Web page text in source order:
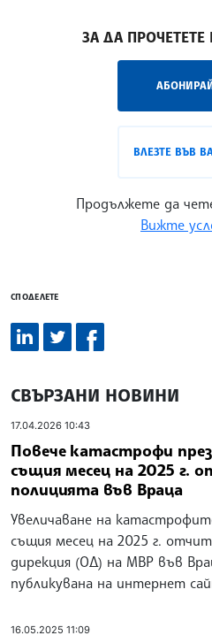
ЗА ДА ПРОЧЕТЕТЕ
ВЛЕЗТЕ ВЪВ
Продължете да
Вижте
СПОДЕЛЕТЕ
СВЪРЗАНИ НОВИНИ
17.04.2026 10:43
Повече катастрофи
същия месец на 2025 г.
полицията във Враца
Увеличаване на
същия месец на 2025 г.
дирекция (ОД) на МВР във
публикувана на интернет
16.05.2025 11:09